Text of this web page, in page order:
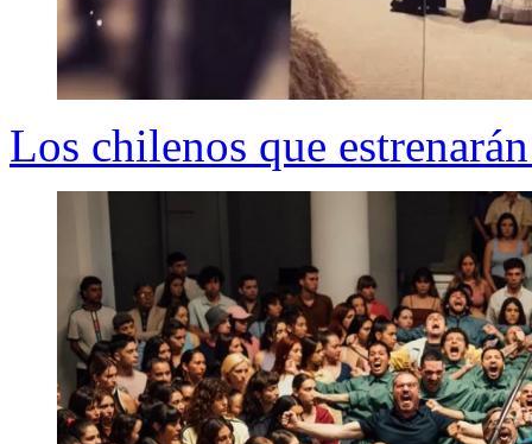
Los chilenos que